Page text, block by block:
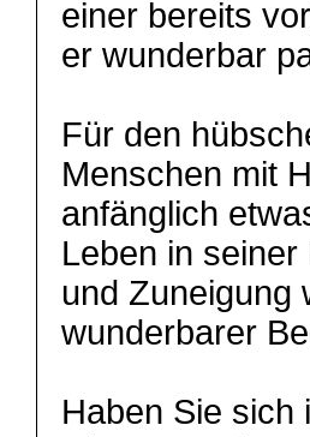
einer bereits
er wunderbar
Für den
Menschen mit
anfänglich
Leben in
und Zuneigung
wunderbarer
Haben Sie sich